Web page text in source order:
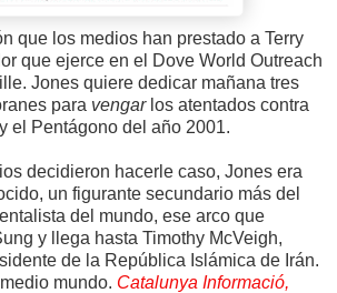
que los medios han prestado a Terry
que ejerce en el Dove World Outreach
Jones quiere dedicar mañana tres
para vengarlos atentados contra
el Pentágono del año 2001.
decidieron hacerle caso, Jones era
un figurante secundario más del
del mundo, ese arco que
y llega hasta Timothy McVeigh,
de la República Islámica de Irán.
mundo. Catalunya Informació,